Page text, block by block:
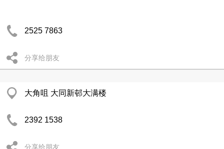
2525 7863
分享给朋友
大角咀 大同新邨大满楼
2392 1538
分享给朋友